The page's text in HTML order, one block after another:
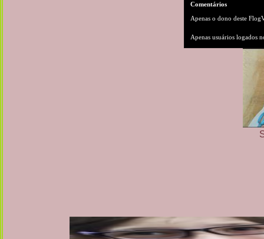
Comentários
Apenas o dono deste
Apenas usuários logados